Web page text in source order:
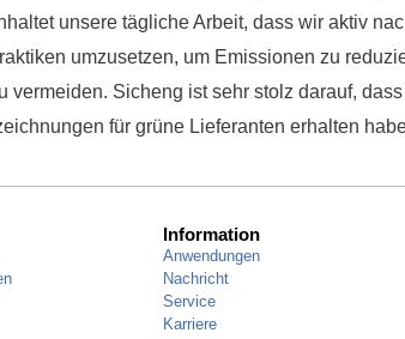
unsere tägliche Arbeit, dass wir aktiv
umzusetzen, um Emissionen zu
vermeiden. Sicheng ist sehr stolz darauf,
für grüne Lieferanten erhalten
Information
Anwendungen
Nachricht
Service
Karriere